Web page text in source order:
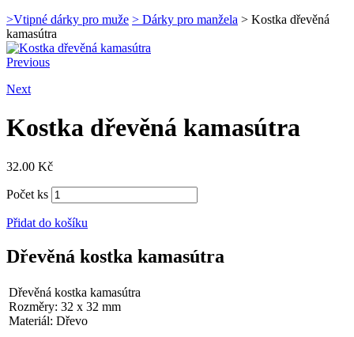
>Vtipné dárky pro muže > Dárky pro manžela > Kostka dřevěná
kamasútra
Previous
Next
Kostka dřevěná kamasútra
32.00 Kč
Počet ks
Přidat do košíku
Dřevěná kostka kamasútra
Dřevěná kostka kamasútra
Rozměry: 32 x 32 mm
Materiál: Dřevo